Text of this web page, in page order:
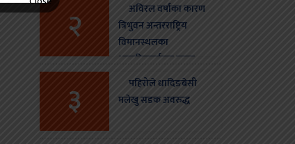
२
अविरल वर्षाका कारण
त्रिभुवन अन्तरराष्ट्रिय
विमानस्थलका
आन्तरिकतर्फका उडान
स्थगन
३
पहिरोले धादिङबेसी
मलेखु सडक अवरुद्ध